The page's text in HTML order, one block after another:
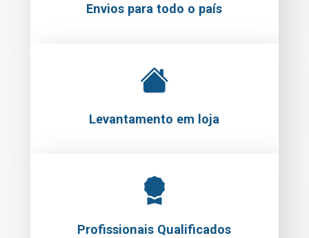
Envios para todo o país
Levantamento em loja
Profissionais Qualificados